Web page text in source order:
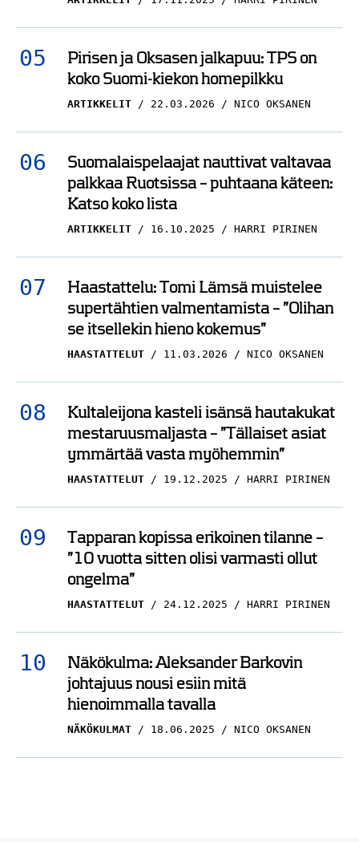
Pirisen ja Oksasen jalkapuu: TPS on
koko Suomi-kiekon homepilkku
ARTIKKELIT 22.03.2026 NICO OKSANEN
Suomalaispelaajat nauttivat valtavaa
palkkaa Ruotsissa – puhtaana käteen:
Katso koko lista
ARTIKKELIT 16.10.2025 HARRI PIRINEN
Haastattelu: Tomi Lämsä muistelee
supertähtien valmentamista – ”Olihan
se itsellekin hieno kokemus”
HAASTATTELUT 11.03.2026 NICO OKSANEN
Kultaleijona kasteli isänsä hautakukat
mestaruusmaljasta – ”Tällaiset asiat
ymmärtää vasta myöhemmin”
HAASTATTELUT 19.12.2025 HARRI PIRINEN
Tapparan kopissa erikoinen tilanne –
”10 vuotta sitten olisi varmasti ollut
ongelma”
HAASTATTELUT 24.12.2025 HARRI PIRINEN
Näkökulma: Aleksander Barkovin
johtajuus nousi esiin mitä
hienoimmalla tavalla
NÄKÖKULMAT 18.06.2025 NICO OKSANEN